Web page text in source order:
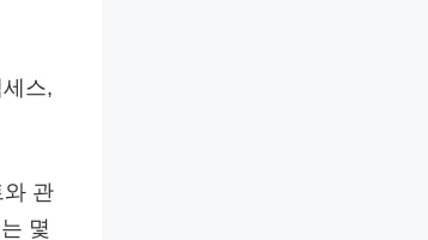
스,
와 관
몇